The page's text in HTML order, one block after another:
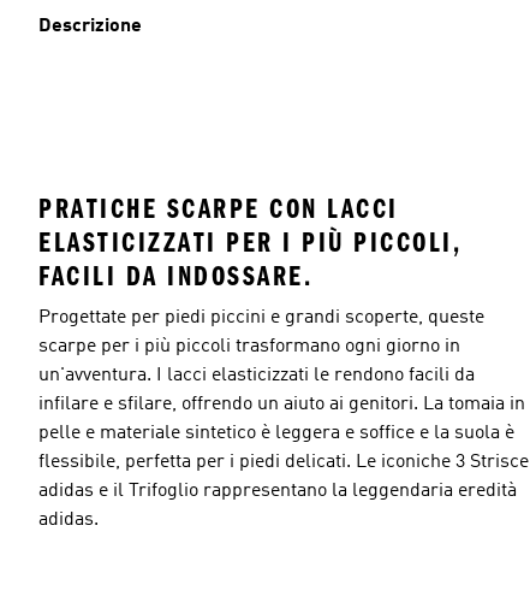
Descrizione
PRATICHE SCARPE CON LACCI
ELASTICIZZATI PER I PIÙ PICCOLI,
FACILI DA INDOSSARE.
Progettate per piedi piccini e grandi scoperte, queste
scarpe per i più piccoli trasformano ogni giorno in
un'avventura. I lacci elasticizzati le rendono facili da
infilare e sfilare, offrendo un aiuto ai genitori. La tomaia in
pelle e materiale sintetico è leggera e soffice e la suola è
flessibile, perfetta per i piedi delicati. Le iconiche 3 Strisce
adidas e il Trifoglio rappresentano la leggendaria eredità
adidas.